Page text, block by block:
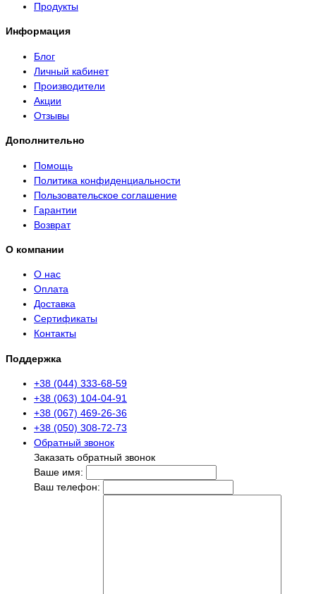
Продукты
Информация
Блог
Личный кабинет
Производители
Акции
Отзывы
Дополнительно
Помощь
Политика конфиденциальности
Пользовательское соглашение
Гарантии
Возврат
О компании
О нас
Оплата
Доставка
Сертификаты
Контакты
Поддержка
+38 (044) 333-68-59
+38 (063) 104-04-91
+38 (067) 469-26-36
+38 (050) 308-72-73
Обратный звонок
Заказать обратный звонок
Ваше имя:
Ваш телефон: